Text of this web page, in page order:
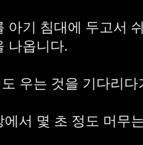
기 침대에 두고서
나옵니다.
우는 것을 기다리다
서 몇 초 정도 머무